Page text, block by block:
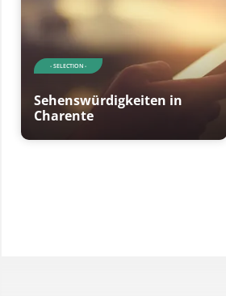
- SELECTION -
Sehenswürdigkeiten in
Charente